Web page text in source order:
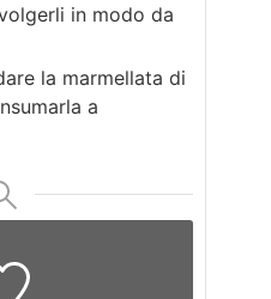
in modo da
la marmellata di
a